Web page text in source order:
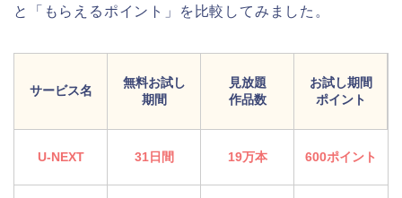
と「もらえるポイント」を比較してみました。
サービス名
無料お試し
期間
見放題
作品数
お試し期間
ポイント
U-NEXT 31日間 19万本 600ポイント